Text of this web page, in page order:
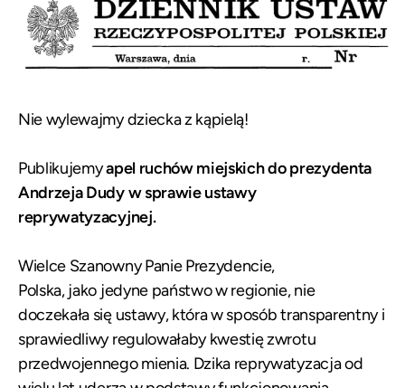
Nie wylewajmy dziecka z kąpielą!
Publikujemyapel ruchów miejskich do prezydenta
Andrzeja Dudy w sprawie ustawy
reprywatyzacyjnej.
Wielce Szanowny Panie Prezydencie,
Polska, jako jedyne państwo w regionie, nie
doczekała się ustawy, która w sposób transparentny i
sprawiedliwy regulowałaby kwestię zwrotu
przedwojennego mienia. Dzika reprywatyzacja od